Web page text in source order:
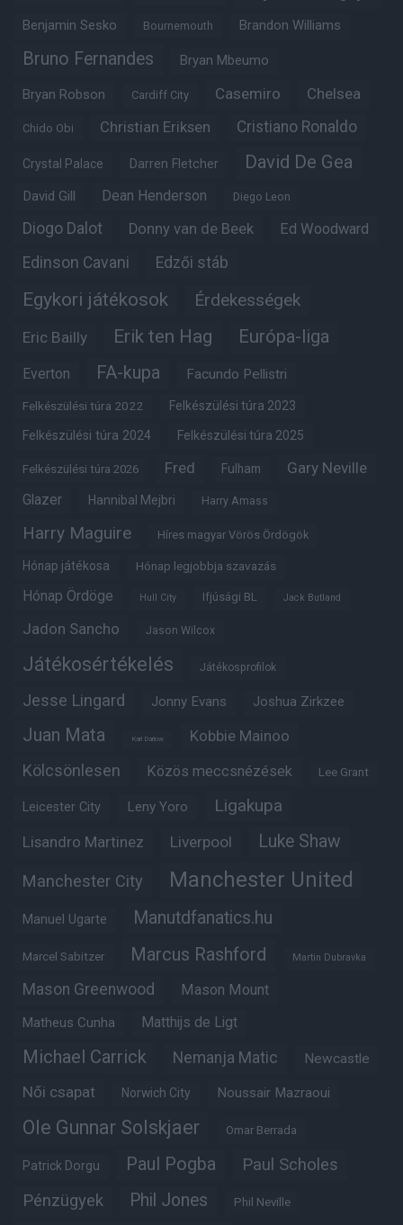
Benjamin Sesko Bournemouth Brandon Williams
Bruno Fernandes Bryan Mbeumo
Bryan Robson Cardiff City Casemiro Chelsea
Chido Obi Christian Eriksen Cristiano Ronaldo
Crystal Palace Darren Fletcher David De Gea
David Gill Dean Henderson Diego Leon
Diogo Dalot Donny van de Beek Ed Woodward
Edinson Cavani Edzői stáb
Egykori játékosok Érdekességek
Eric Bailly Erik ten Hag Európa-liga
Everton FA-kupa Facundo Pellistri
Felkészülési túra 2022 Felkészülési túra 2023
Felkészülési túra 2024 Felkészülési túra 2025
Felkészülési túra 2026 Fred Fulham Gary Neville
Glazer Hannibal Mejbri Harry Amass
Harry Maguire Híres magyar Vörös Ördögök
Hónap játékosa Hónap legjobbja szavazás
Hónap Ördöge Hull City Ifjúsági BL Jack Butland
Jadon Sancho Jason Wilcox
Játékosértékelés Játékosprofilok
Jesse Lingard Jonny Evans Joshua Zirkzee
Juan Mata Karl Darlow Kobbie Mainoo
Kölcsönlesen Közös meccsnézések Lee Grant
Leicester City Leny Yoro Ligakupa
Lisandro Martinez Liverpool Luke Shaw
Manchester City Manchester United
Manuel Ugarte Manutdfanatics.hu
Marcel Sabitzer Marcus Rashford Martin Dubravka
Mason Greenwood Mason Mount
Matheus Cunha Matthijs de Ligt
Michael Carrick Nemanja Matic Newcastle
Női csapat Norwich City Noussair Mazraoui
Ole Gunnar Solskjaer Omar Berrada
Patrick Dorgu Paul Pogba Paul Scholes
Pénzügyek Phil Jones Phil Neville